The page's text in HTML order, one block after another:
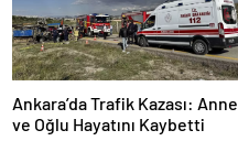
Ankara’da Trafik Kazası: Anne
ve Oğlu Hayatını Kaybetti